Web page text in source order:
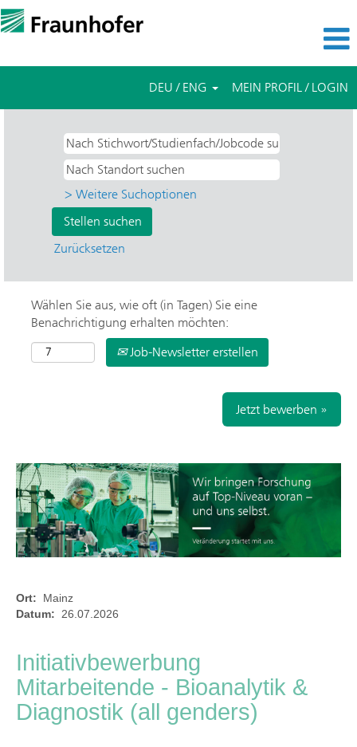
DEU / ENG MEIN PROFIL / LOGIN
> Weitere Suchoptionen
Zurücksetzen
Wählen Sie aus, wie oft (in Tagen) Sie eine
Benachrichtigung erhalten möchten:
Job-Newsletter erstellen
Jetzt bewerben »
Ort: Mainz
Datum: 26.07.2026
Initiativbewerbung
Mitarbeitende - Bioanalytik &
Diagnostik (all genders)